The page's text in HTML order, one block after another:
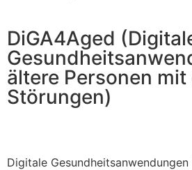
DiGA4Aged
ältere Personen
Störungen)
Digitale